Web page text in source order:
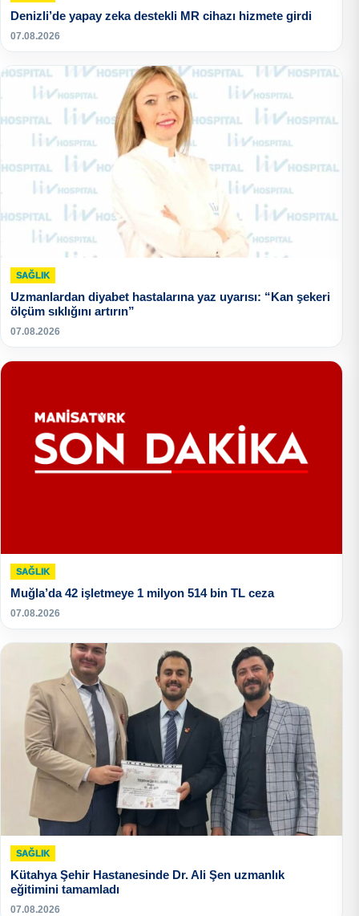
Denizli’de yapay zeka destekli MR cihazı hizmete girdi
07.08.2026
SAĞLIK
Uzmanlardan diyabet hastalarına yaz uyarısı: “Kan şekeri
ölçüm sıklığını artırın”
07.08.2026
SAĞLIK
Muğla’da 42 işletmeye 1 milyon 514 bin TL ceza
07.08.2026
SAĞLIK
Kütahya Şehir Hastanesinde Dr. Ali Şen uzmanlık
eğitimini tamamladı
07.08.2026